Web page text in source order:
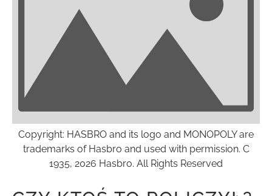
Copyright: HASBRO and its logo and MONOPOLY are
trademarks of Hasbro and used with permission. C
1935, 2026 Hasbro. All Rights Reserved